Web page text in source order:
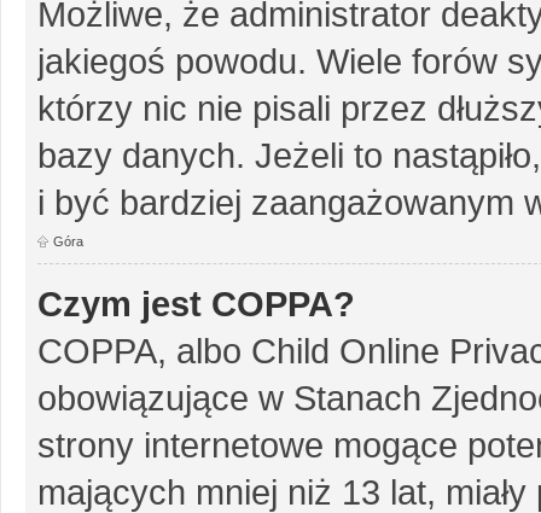
Możliwe, że administrator
jakiegoś powodu. Wiele forów
którzy nic nie pisali przez
bazy danych. Jeżeli to
i być bardziej zaangażowanym
Góra
Czym jest COPPA?
COPPA, albo Child Online
obowiązujące w Stanach
strony internetowe mogące
mających mniej niż 13 lat,